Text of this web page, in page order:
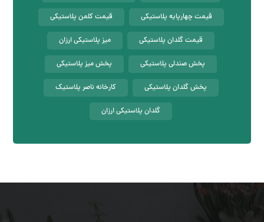
قیمت چهارپایه پلاستیکی قیمت کلمن پلاستیکی
قیمت گلدان پلاستیکی میز پلاستیکی ارزان
پخش صندلی پلاستیکی پخش میز پلاستیکی
پخش گلدان پلاستیکی کارخانه ناصر پلاستیک
گلدان پلاستیکی ارزان